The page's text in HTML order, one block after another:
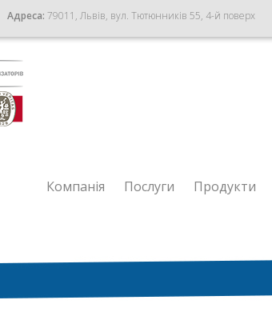
Адреса: 79011, Львів, вул. Тютюнників 55, 4-й поверх
Компанія Послуги Продукти